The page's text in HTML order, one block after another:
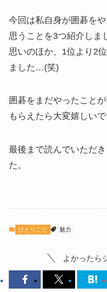
今回は私自身が囲碁を
思うことを3つ紹介しま
思いのほか、1位より2
ました…(笑)
囲碁をまだやったこと
もらえたら大変嬉しいで
最後まで読んでいただ
た。
ひとりごと 魅力
よかったら